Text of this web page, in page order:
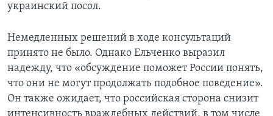
украинский посол.
Немедленных решений в ходе консультаций
принято не было. Однако Ельченко выразил
надежду, что «обсуждение поможет России понять,
что они не могут продолжать подобное поведение».
Он также ожидает, что российская сторона снизит